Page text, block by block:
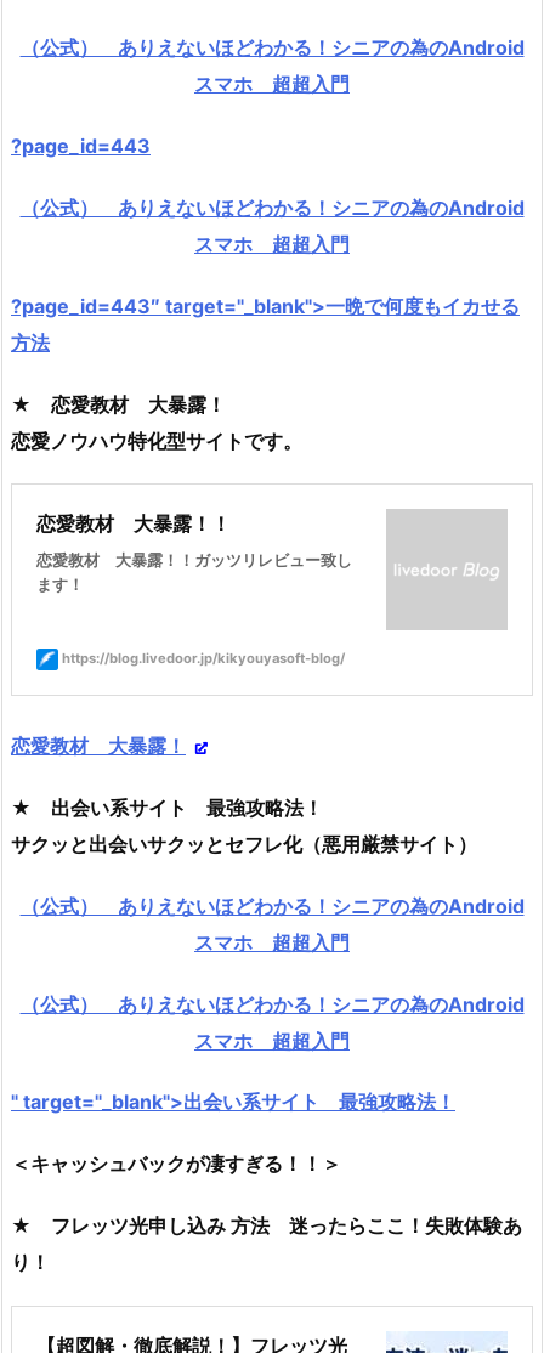
（公式） ありえないほどわかる！シニアの為のAndroid
スマホ 超超入門
?page_id=443
（公式） ありえないほどわかる！シニアの為のAndroid
スマホ 超超入門
?page_id=443″ target="_blank">一晩で何度もイカせる
方法
★ 恋愛教材 大暴露！
恋愛ノウハウ特化型サイトです。
恋愛教材 大暴露！！
恋愛教材 大暴露！！ガッツリレビュー致し
ます！
https://blog.livedoor.jp/kikyouyasoft-blog/
恋愛教材 大暴露！
★ 出会い系サイト 最強攻略法！
サクッと出会いサクッとセフレ化（悪用厳禁サイト）
（公式） ありえないほどわかる！シニアの為のAndroid
スマホ 超超入門
（公式） ありえないほどわかる！シニアの為のAndroid
スマホ 超超入門
" target="_blank">出会い系サイト 最強攻略法！
＜キャッシュバックが凄すぎる！！＞
★ フレッツ光申し込み 方法 迷ったらここ！失敗体験あ
り！
【超図解・徹底解説！】フレッツ光